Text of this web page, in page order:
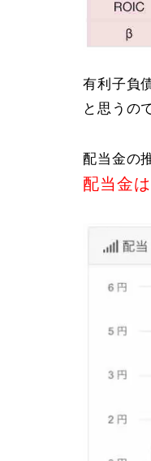
有利子負
と思うの
配当金の
配当金